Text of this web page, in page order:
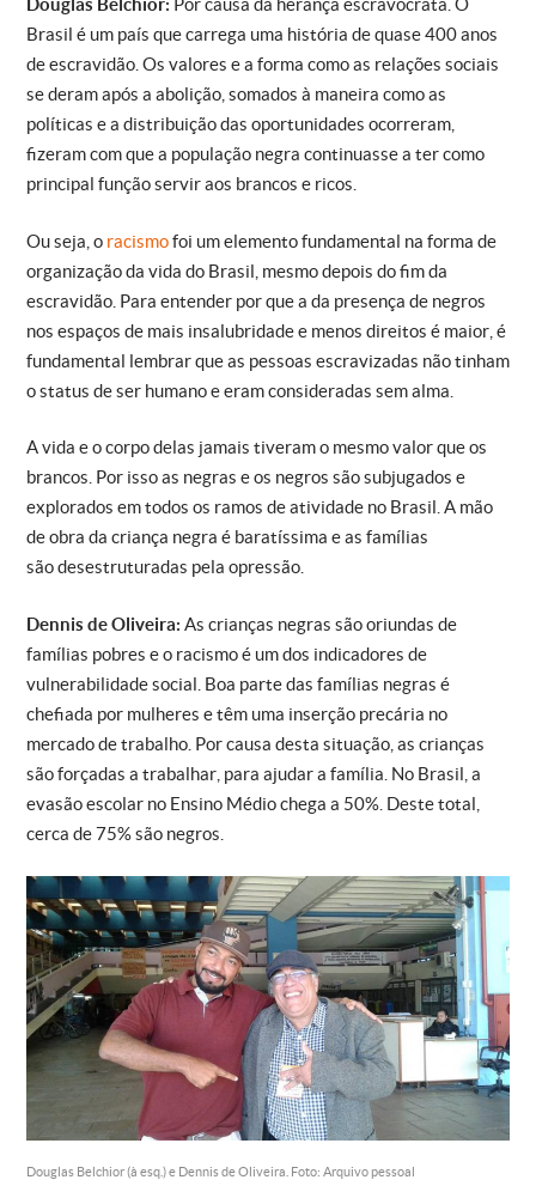
Brasil é um país que carrega uma história de quase 400 anos
de escravidão. Os valores e a forma como as relações sociais
se deram após a abolição, somados à maneira como as
políticas e a distribuição das oportunidades ocorreram,
fizeram com que a população negra continuasse a ter como
principal função servir aos brancos e ricos.
Ou seja, o racismofoi um elemento fundamental na forma de
organização da vida do Brasil, mesmo depois do fim da
escravidão. Para entender por que a da presença de negros
nos espaços de mais insalubridade e menos direitos é maior, é
fundamental lembrar que as pessoas escravizadas não tinham
o status de ser humano e eram consideradas sem alma.
A vida e o corpo delas jamais tiveram o mesmo valor que os
brancos. Por isso as negras e os negros são subjugados e
explorados em todos os ramos de atividade no Brasil. A mão
de obra da criança negra é baratíssima e as famílias
são desestruturadas pela opressão.
Dennis de Oliveira: As crianças negras são oriundas de
famílias pobres e o racismo é um dos indicadores de
vulnerabilidade social. Boa parte das famílias negras é
chefiada por mulheres e têm uma inserção precária no
mercado de trabalho. Por causa desta situação, as crianças
são forçadas a trabalhar, para ajudar a família. No Brasil, a
evasão escolar no Ensino Médio chega a 50%. Deste total,
cerca de 75% são negros.
Douglas Belchior (à esq.) e Dennis de Oliveira. Foto: Arquivo pessoal